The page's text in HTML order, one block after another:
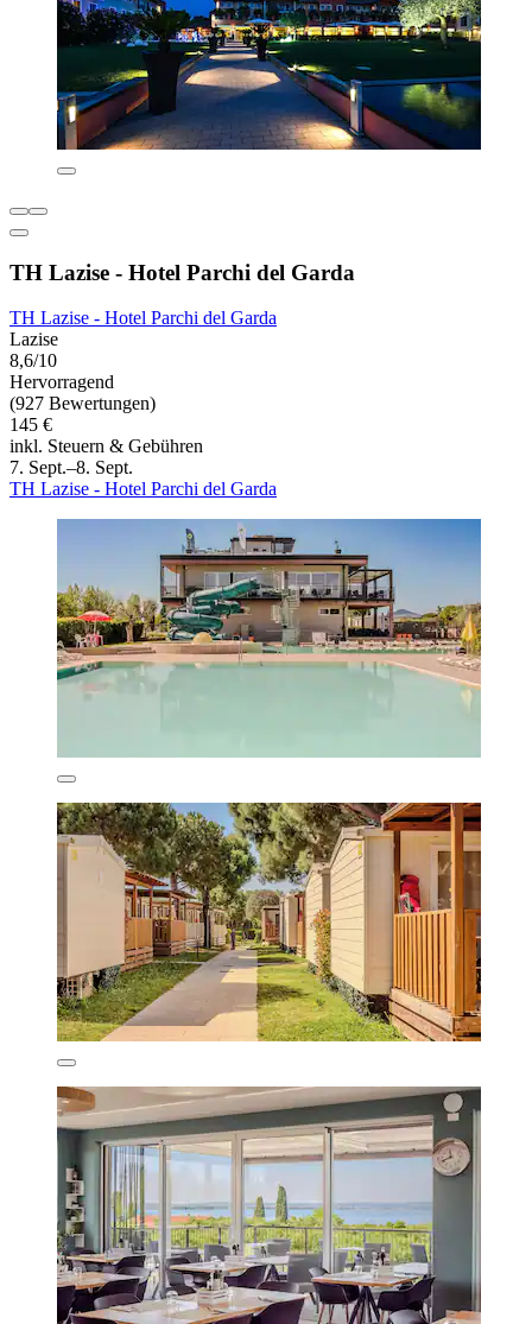
TH Lazise - Hotel Parchi del Garda
TH Lazise - Hotel Parchi del Garda
Lazise
8,6/10
Hervorragend
(927 Bewertungen)
145 €
inkl. Steuern & Gebühren
7. Sept.–8. Sept.
TH Lazise - Hotel Parchi del Garda